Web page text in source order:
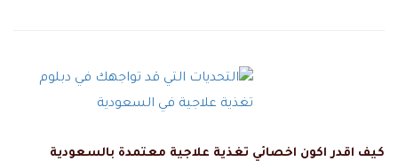
كيف اقدر اكون اخصائي تغذية علاجية معتمدة بالسعودية